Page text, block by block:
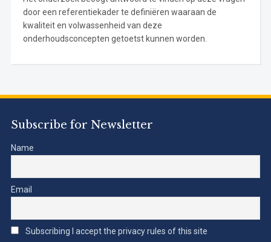
door een referentiekader te definiëren waaraan de
kwaliteit en volwassenheid van deze
onderhoudsconcepten getoetst kunnen worden.
Subscribe for Newsletter
Name
Email
Subscribing I accept the privacy rules of this site